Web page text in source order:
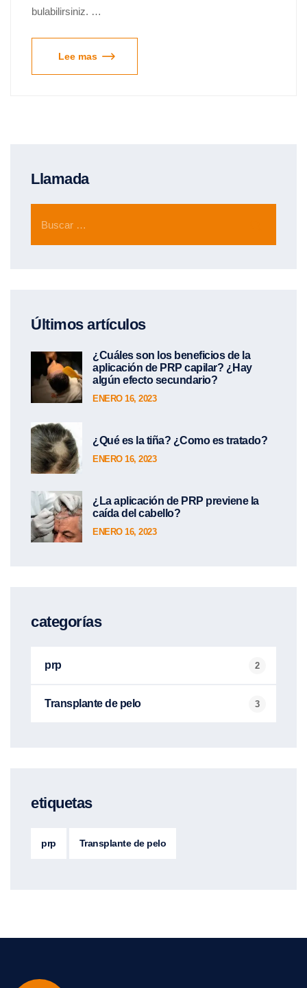
bulabilirsiniz. …
Lee mas
Llamada
Últimos artículos
¿Cuáles son los beneficios de la
aplicación de PRP capilar? ¿Hay
algún efecto secundario?
ENERO 16, 2023
¿Qué es la tiña? ¿Como es tratado?
ENERO 16, 2023
¿La aplicación de PRP previene la
caída del cabello?
ENERO 16, 2023
categorías
prp 2
Transplante de pelo 3
etiquetas
prp Transplante de pelo